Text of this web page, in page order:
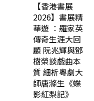
【香港書展
2026】書展精
華遊 ：羅家英
傳奇生涯大回
顧 阮兆輝與鄧
樹榮談戲曲本
質 細析粵劇大
師唐滌生《蝶
影紅梨記》